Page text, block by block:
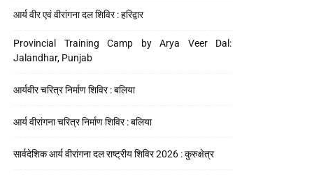
आर्य वीर एवं वीरांगना दल शिविर : हरिद्वार
Provincial Training Camp by Arya Veer Dal:
Jalandhar, Punjab
आर्यवीर चरित्र निर्माण शिविर : बलिया
आर्य वीरांगना चरित्र निर्माण शिविर : बलिया
सार्वदेशिक आर्य वीरांगना दल राष्ट्रीय शिविर 2026 : कुरुक्षेत्र